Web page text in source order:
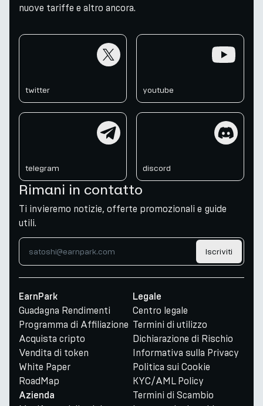
nuove tariffe e altro ancora.
twitter youtube
telegram discord
Rimani in contatto
Ti invieremo notizie, offerte promozionali e guide
utili.
Iscriviti
EarnPark
Guadagna Rendimenti
Programma di Affiliazione
Acquista cripto
Vendita di token
White Paper
RoadMap
Azienda
Legale
Centro legale
Termini di utilizzo
Dichiarazione di Rischio
Informativa sulla Privacy
Politica sui Cookie
KYC/AML Policy
Termini di Scambio